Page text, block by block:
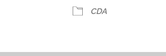
CDA